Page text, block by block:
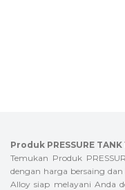
Produk PRESSURE
Temukan Produk
dengan harga bersaing
Alloy siap melayani Anda